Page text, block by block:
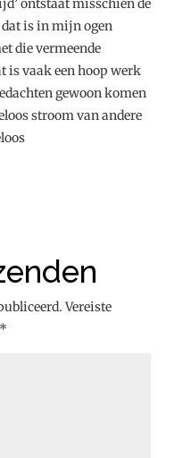
ontstaat misschien de
is in mijn ogen
die vermeende
is vaak een hoop werk
gewoon komen
stroom van andere
Vereiste
*